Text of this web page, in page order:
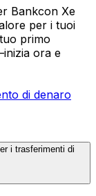
Bankcon Xe
per i tuoi
primo
ora e
di denaro
i trasferimenti di